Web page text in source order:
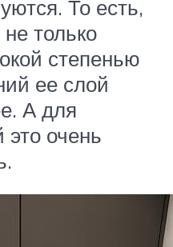
То есть,
только
степенью
ее слой
А для
это очень